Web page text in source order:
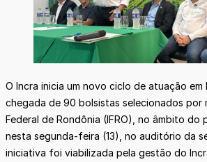
O Incra inicia um novo ciclo de atuação em
chegada de 90 bolsistas selecionados por
Federal de Rondônia (IFRO), no âmbito do
nesta segunda-feira (13), no auditório da
iniciativa foi viabilizada pela gestão do